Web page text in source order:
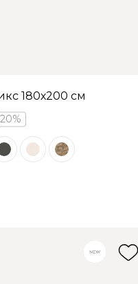
180х200 см
20%